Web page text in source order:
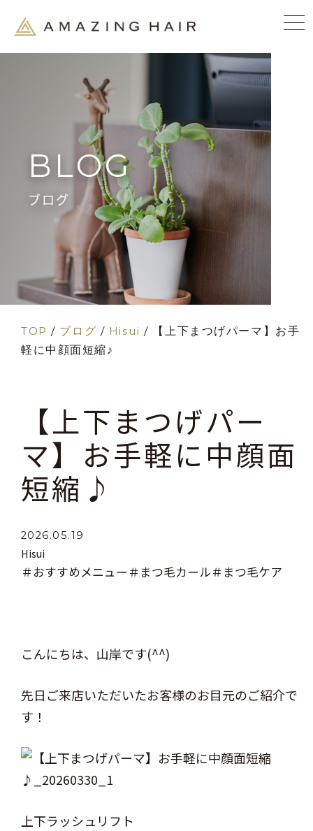
BLOG
ブログ
TOP / ブログ / Hisui /
【上下まつげパーマ】お手
軽に中顔面短縮♪
【上下まつげパー
マ】お手軽に中顔面
短縮♪
2026.05.19
Hisui
＃おすすめメニュー ＃まつ毛カール＃まつ毛ケア
こんにちは、山岸です(^^)
先日ご来店いただいたお客様のお目元のご紹介で
す！
上下ラッシュリフト